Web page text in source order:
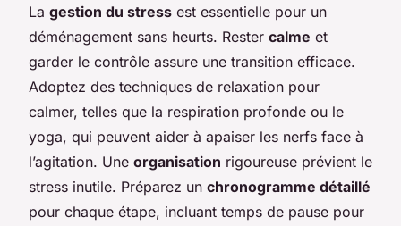
La gestion du stress est essentielle pour un
déménagement sans heurts. Rester calme et
garder le contrôle assure une transition efficace.
Adoptez des techniques de relaxation pour
calmer, telles que la respiration profonde ou le
yoga, qui peuvent aider à apaiser les nerfs face à
l’agitation. Une organisation rigoureuse prévient le
stress inutile. Préparez un chronogramme détaillé
pour chaque étape, incluant temps de pause pour